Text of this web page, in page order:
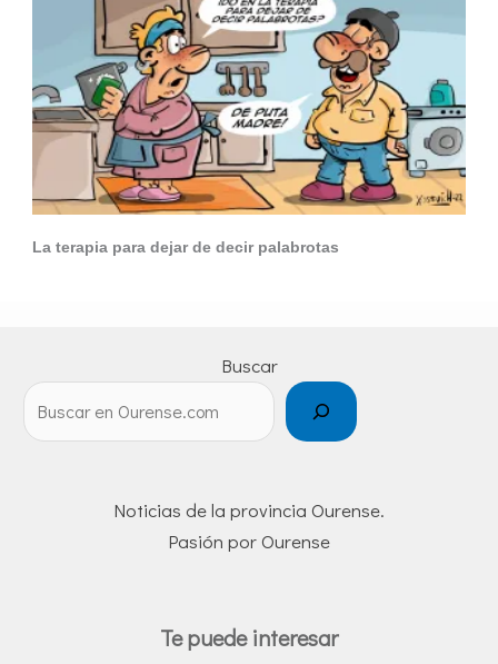
La terapia para dejar de decir palabrotas
Buscar
Noticias de la provincia Ourense.
Pasión por Ourense
Te puede interesar